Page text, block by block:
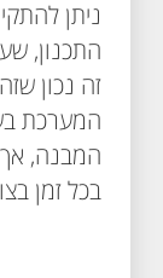
ניתן
התכנון,
זה נכון
המערכת
המבנה, אך
בכל זמן